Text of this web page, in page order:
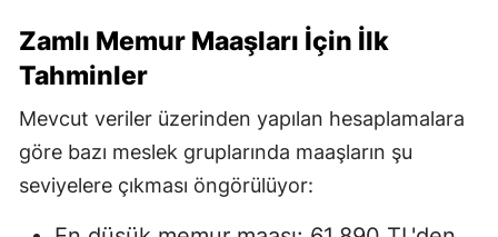
Zamlı Memur Maaşları İçin İlk
Tahminler
Mevcut veriler üzerinden yapılan hesaplamalara
göre bazı meslek gruplarında maaşların şu
seviyelere çıkması öngörülüyor: